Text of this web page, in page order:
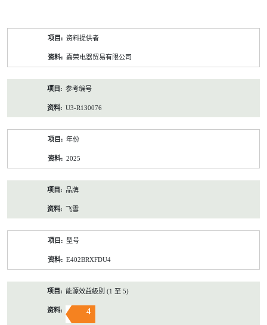
资料提供者
嘉荣电器贸易有限公司
参考编号
U3-R130076
年份
2025
品牌
飞雪
型号
E402BRXFDU4
能源效益級別 (1 至 5)
4